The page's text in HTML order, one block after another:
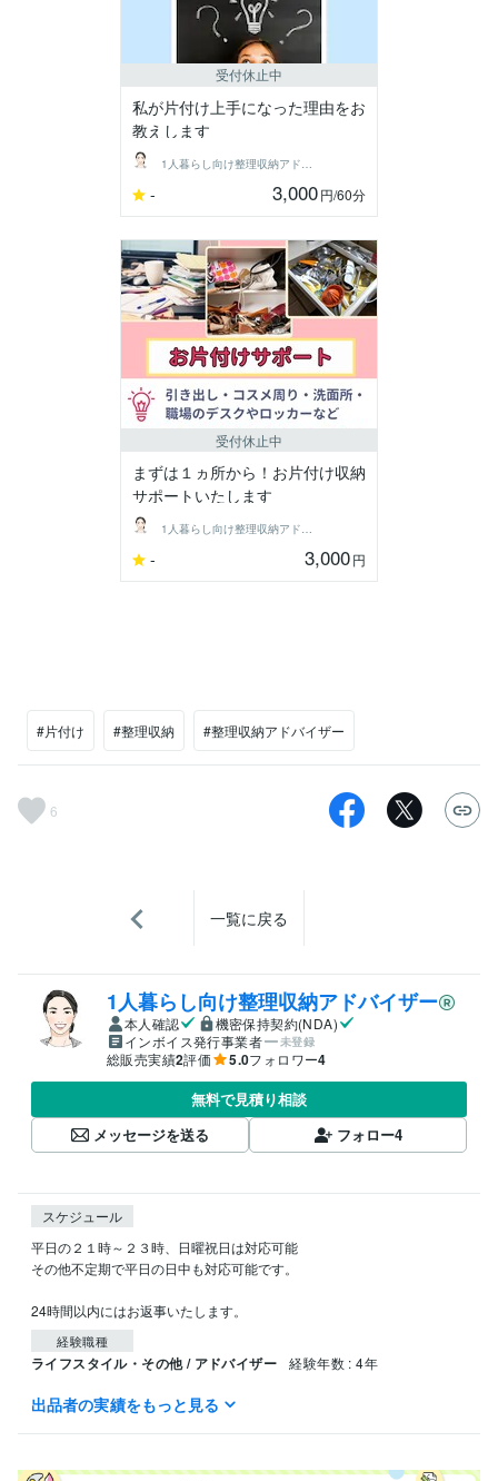
受付休止中
私が片付け上手になった理由をお
教えします
1人暮らし向け整理収納アドバイザー
- 3,000円/60分
受付休止中
まずは１ヵ所から！お片付け収納
サポートいたします
1人暮らし向け整理収納アドバイザー
- 3,000円
#片付け #整理収納 #整理収納アドバイザー
6
一覧に戻る
1人暮らし向け整理収納アドバイザー
本人確認
機密保持契約(NDA)
インボイス発行事業者
未登録
総販売実績2評価 5.0フォロワー4
無料で見積り相談
メッセージを送る
フォロー4
スケジュール
平日の２１時～２３時、日曜祝日は対応可能
その他不定期で平日の日中も対応可能です。
経験職種
ライフスタイル・その他 / アドバイザー 経験年数 : 4年
資格・検定
歯科衛生士免許 取得年 : 1997年
出品者の実績をもっと見る